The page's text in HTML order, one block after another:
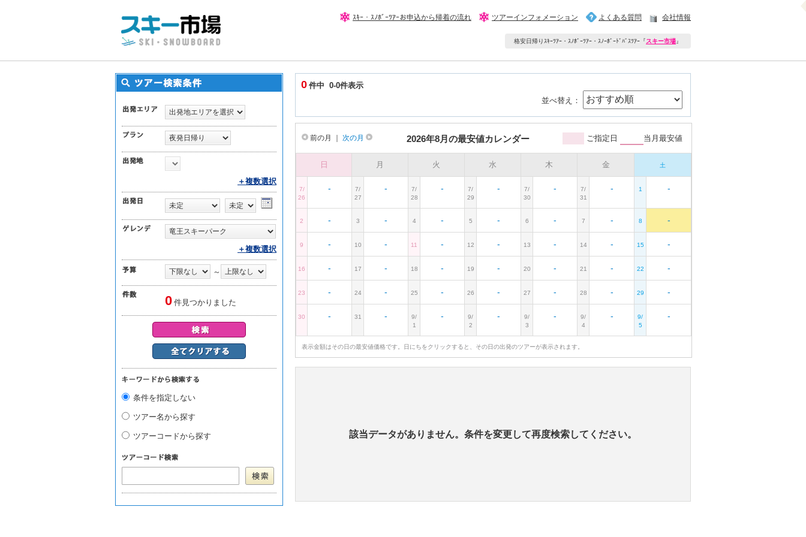
ｽｷｰ・ｽﾉﾎﾞｰﾂｱｰお申込から帰着の流れ ツアーインフォメーション よくある質問 会社情報
格安日帰りｽｷｰﾂｱｰ・ｽﾉﾎﾞｰﾂｱｰ・ｽﾉｰﾎﾞｰﾄﾞﾊﾞｽﾂｱｰ 『スキー市場』
＋複数選択
＋複数選択
～
0 件見つかりました
条件を指定しない
ツアー名から探す
ツアーコードから探す
0 件中 0-0件表示
並べ替え：
前の月 次の月 2026年8月の最安値カレンダー ご指定日 当月最安値
日 月 火 水 木 金 土
7/
26
-
7/
27
-
7/
28
-
7/
29
-
7/
30
-
7/
31
- 1 -
2 - 3 - 4 - 5 - 6 - 7 - 8 -
9 - 10 - 11 - 12 - 13 - 14 - 15 -
16 - 17 - 18 - 19 - 20 - 21 - 22 -
23 - 24 - 25 - 26 - 27 - 28 - 29 -
30 - 31 -
9/
1
-
9/
2
-
9/
3
-
9/
4
-
9/
5
-
表示金額はその日の最安値価格です。日にちをクリックすると、その日の出発のツアーが表示されます。
該当データがありません。条件を変更して再度検索してください。